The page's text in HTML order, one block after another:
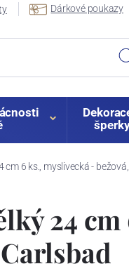
Dárkové poukazy
cm 6 ks., myslivecká -
24